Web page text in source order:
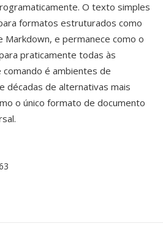
O texto simples
formatos estruturados como
Markdown, e permanece como o
praticamente todas às
é ambientes de
décadas de alternativas mais
o único formato de documento